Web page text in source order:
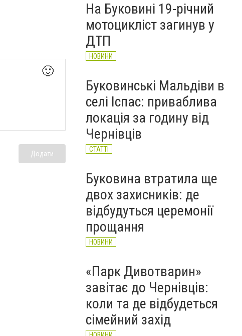
🙂
Додати
На Буковині 19-річний
мотоцикліст загинув у
ДТП
НОВИНИ
Буковинські Мальдіви в
селі Іспас: приваблива
локація за годину від
Чернівців
СТАТТІ
Буковина втратила ще
двох захисників: де
відбудуться церемонії
прощання
НОВИНИ
«Парк Дивотварин»
завітає до Чернівців:
коли та де відбудеться
сімейний захід